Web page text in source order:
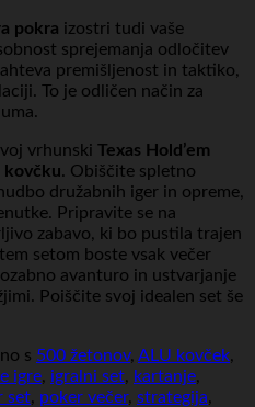
pokra izostri tudi vaše
sprejemanja odločitev
premišljenost in taktiko,
To je odličen način za
vrhunski Texas Hold’em
kovčku. Obiščite spletno
družabnih iger in opreme,
Pripravite se na
zabavo, ki bo pustila trajen
setom boste vsak večer
avanturo in ustvarjanje
Poiščite svoj idealen set še
s 500 žetonov, ALU kovček,
igre, igralni set, kartanje,
set, poker večer, strategija,